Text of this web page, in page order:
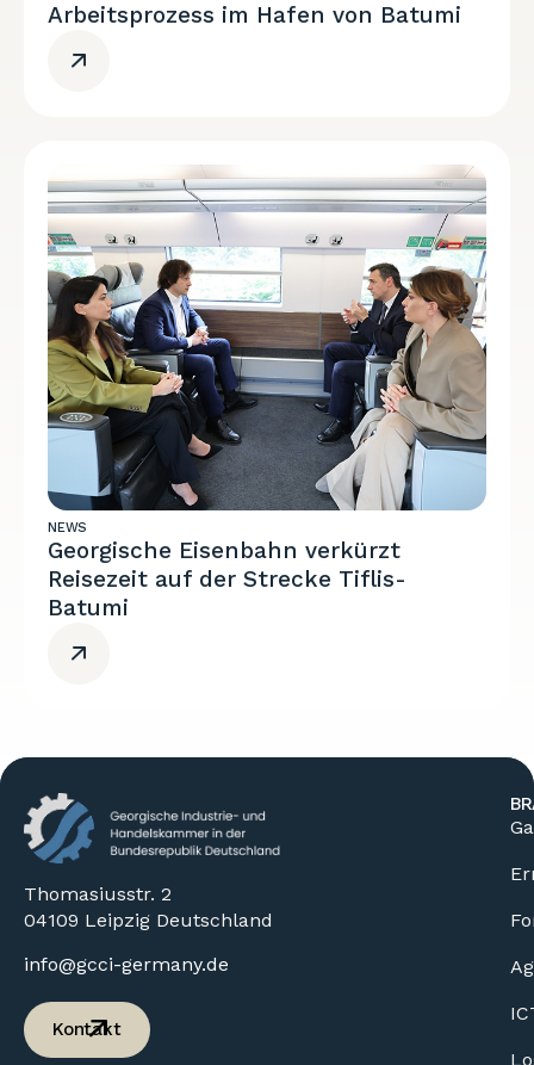
Arbeitsprozess im Hafen von Batumi
NEWS
Georgische Eisenbahn verkürzt
Reisezeit auf der Strecke Tiflis-
Batumi
Thomasiusstr. 2
04109 Leipzig Deutschland
info@gcci-germany.de
Kontakt